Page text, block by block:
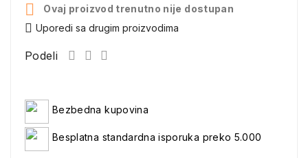

Ovaj proizvod trenutno nije dostupan
Uporedi sa drugim proizvodima
Podeli
Bezbedna kupovina
Besplatna standardna isporuka preko 5.000